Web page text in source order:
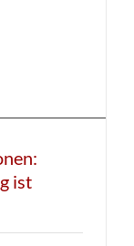
ist